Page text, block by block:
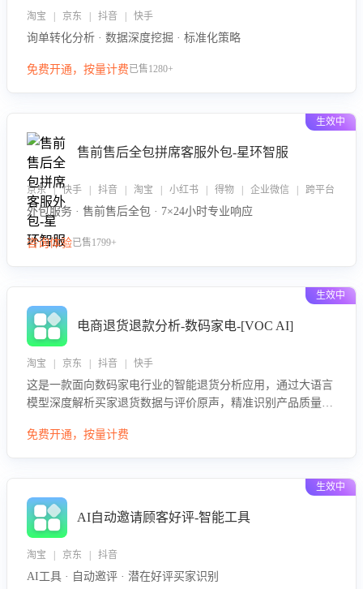
淘宝 | 京东 | 抖音 | 快手
询单转化分析 · 数据深度挖掘 · 标准化策略
免费开通，按量计费已售1280+
生效中
售前售后全包拼席客服外包-星环智服
京东 | 快手 | 抖音 | 淘宝 | 小红书 | 得物 | 企业微信 | 跨平台
外包服务 · 售前售后全包 · 7×24小时专业响应
咨询体验已售1799+
生效中
电商退货退款分析-数码家电-[VOC AI]
淘宝 | 京东 | 抖音 | 快手
这是一款面向数码家电行业的智能退货分析应用，通过大语言
模型深度解析买家退货数据与评价原声，精准识别产品质量、
议，通过挖掘用户痛点驱动产品迭代，从根本上降低退货率，
免费开通，按量计费
生效中
AI自动邀请顾客好评-智能工具
淘宝 | 京东 | 抖音
AI工具 · 自动邀评 · 潜在好评买家识别